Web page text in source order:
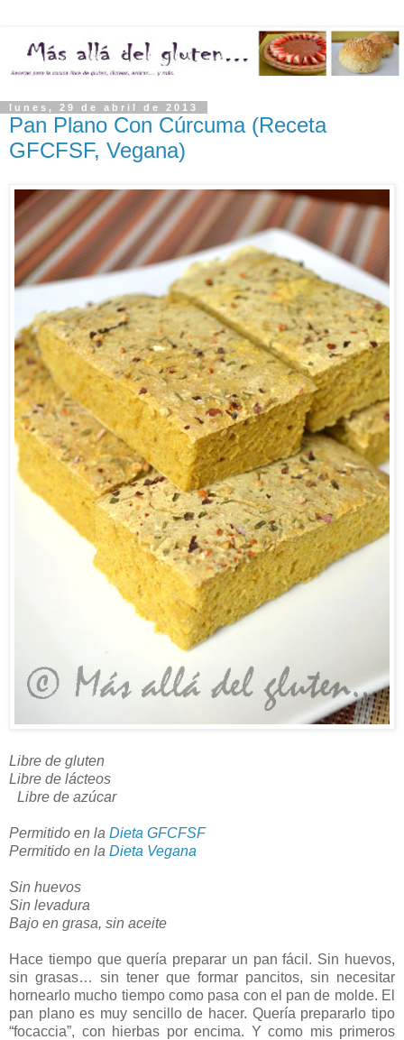
lunes, 29 de abril de 2013
Pan Plano Con Cúrcuma (Receta
GFCFSF, Vegana)
Libre de gluten
Libre de lácteos
Libre de azúcar
Permitido en la Dieta GFCFSF
Permitido en la Dieta Vegana
Sin huevos
Sin levadura
Bajo en grasa, sin aceite
Hace tiempo que quería preparar un pan fácil. Sin huevos,
sin grasas… sin tener que formar pancitos, sin necesitar
hornearlo mucho tiempo como pasa con el pan de molde. El
pan plano es muy sencillo de hacer. Quería prepararlo tipo
“focaccia”, con hierbas por encima. Y como mis primeros